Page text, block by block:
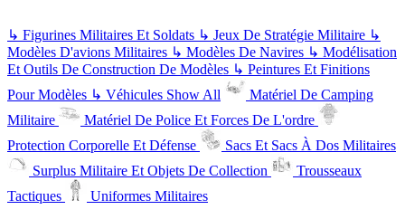
↳ Figurines Militaires Et Soldats ↳ Jeux De Stratégie Militaire ↳
Modèles D'avions Militaires ↳ Modèles De Navires ↳ Modélisation
Et Outils De Construction De Modèles ↳ Peintures Et Finitions
Pour Modèles ↳ Véhicules Show All
Matériel De Camping
Militaire
Matériel De Police Et Forces De L'ordre
Protection Corporelle Et Défense
Sacs Et Sacs À Dos Militaires
Surplus Militaire Et Objets De Collection
Trousseaux
Tactiques
Uniformes Militaires